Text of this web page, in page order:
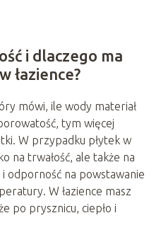
i dlaczego ma
łazience?
mówi, ile wody materiał
tym więcej
W przypadku płytek w
na trwałość, ale także na
odporność na powstawanie
W łazience masz
po prysznicu, ciepło i